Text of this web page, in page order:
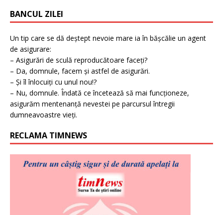
BANCUL ZILEI
Un tip care se dă deștept nevoie mare ia în bășcălie un agent
de asigurare:
– Asigurări de sculă reproducătoare faceți?
– Da, domnule, facem și astfel de asigurări.
– Și îl înlocuiți cu unul nou!?
– Nu, domnule. Îndată ce încetează să mai funcționeze,
asigurăm mentenanță nevestei pe parcursul întregii
dumneavoastre vieți.
RECLAMA TIMNEWS